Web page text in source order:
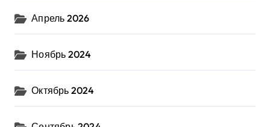
Апрель 2026
Ноябрь 2024
Октябрь 2024